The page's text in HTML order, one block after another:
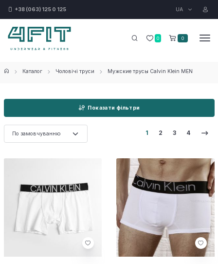
+38 (063) 125 0 125 UA
0 0
Каталог Чоловічі труси Мужские трусы Calvin Klein MEN
Показати фільтри
1 2 3 4